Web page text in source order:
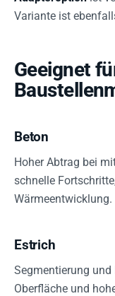
Variante ist
Geeignet
Beton
Hoher Abtrag bei
schnelle
Wärmeentwicklung.
Estrich
Segmentierung
Oberfläche und